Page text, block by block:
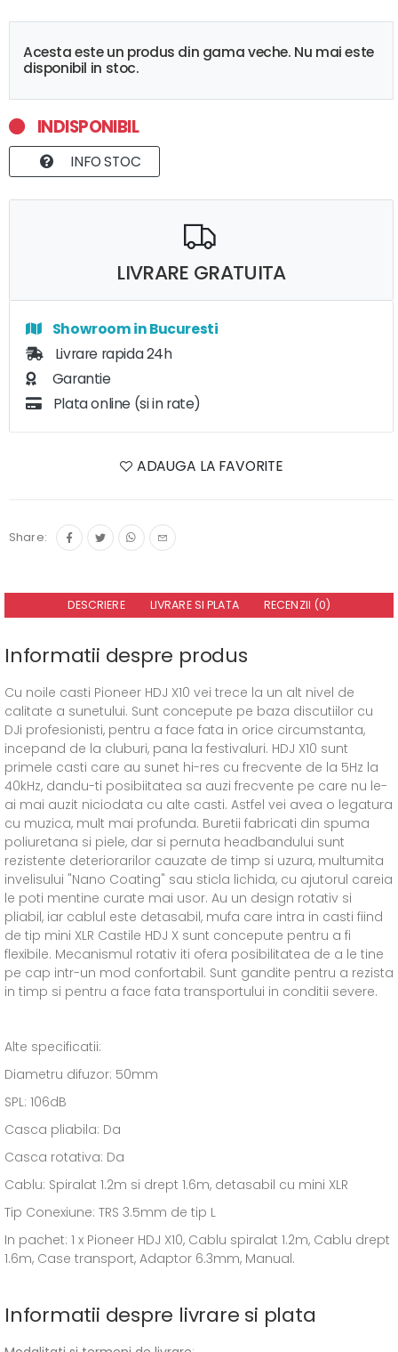
Acesta este un produs din gama veche. Nu mai este
disponibil in stoc.
INDISPONIBIL
INFO STOC
LIVRARE GRATUITA
Showroom in Bucuresti
Livrare rapida 24h
Garantie
Plata online (si in rate)
ADAUGA LA FAVORITE
Share:
DESCRIERE LIVRARE SI PLATA RECENZII (0)
Informatii despre produs
Cu noile casti Pioneer HDJ X10 vei trece la un alt nivel de
calitate a sunetului. Sunt concepute pe baza discutiilor cu
DJi profesionisti, pentru a face fata in orice circumstanta,
incepand de la cluburi, pana la festivaluri. HDJ X10 sunt
primele casti care au sunet hi-res cu frecvente de la 5Hz la
40kHz, dandu-ti posibiitatea sa auzi frecvente pe care nu le-
ai mai auzit niciodata cu alte casti. Astfel vei avea o legatura
cu muzica, mult mai profunda. Buretii fabricati din spuma
poliuretana si piele, dar si pernuta headbandului sunt
rezistente deteriorarilor cauzate de timp si uzura, multumita
invelisului "Nano Coating" sau sticla lichida, cu ajutorul careia
le poti mentine curate mai usor. Au un design rotativ si
pliabil, iar cablul este detasabil, mufa care intra in casti fiind
de tip mini XLR Castile HDJ X sunt concepute pentru a fi
flexibile. Mecanismul rotativ iti ofera posibilitatea de a le tine
pe cap intr-un mod confortabil. Sunt gandite pentru a rezista
in timp si pentru a face fata transportului in conditii severe.
Alte specificatii:
Diametru difuzor: 50mm
SPL: 106dB
Casca pliabila: Da
Casca rotativa: Da
Cablu: Spiralat 1.2m si drept 1.6m, detasabil cu mini XLR
Tip Conexiune: TRS 3.5mm de tip L
In pachet: 1 x Pioneer HDJ X10, Cablu spiralat 1.2m, Cablu drept
1.6m, Case transport, Adaptor 6.3mm, Manual.
Informatii despre livrare si plata